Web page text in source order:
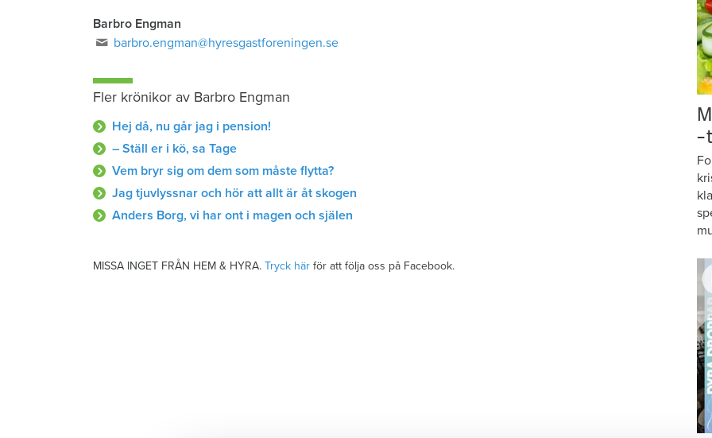
Barbro Engman
barbro.engman@hyresgastforeningen.se
Fler krönikor av Barbro Engman
Hej då, nu går jag i pension!
– Ställ er i kö, sa Tage
Vem bryr sig om dem som måste flytta?
Jag tjuvlyssnar och hör att allt är åt skogen
Anders Borg, vi har ont i magen och själen
MISSA INGET FRÅN HEM & HYRA. Tryck här för att följa oss på Facebook.
–